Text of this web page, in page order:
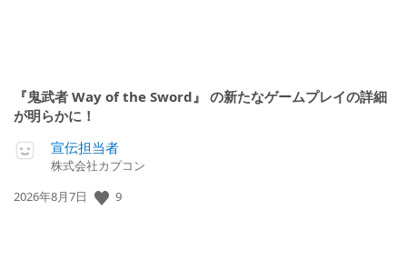
『鬼武者 Way of the Sword』 の新たなゲームプレイの詳細
が明らかに！
宣伝担当者
株式会社カプコン
公
2026年8月7日 9